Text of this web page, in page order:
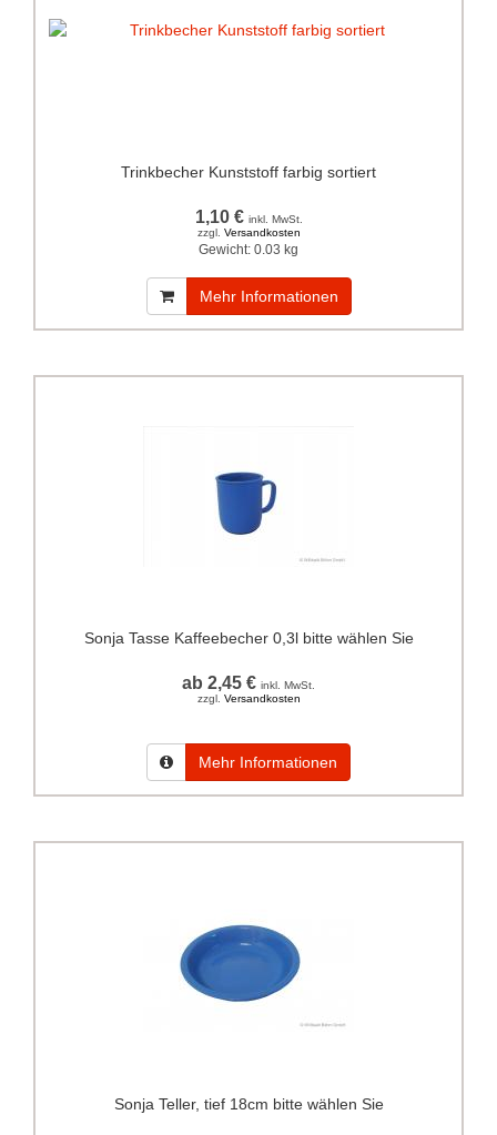
Trinkbecher Kunststoff farbig sortiert
1,10 € inkl. MwSt.
zzgl. Versandkosten
Gewicht: 0.03 kg
Mehr Informationen
Sonja Tasse Kaffeebecher 0,3l bitte wählen Sie
ab 2,45 € inkl. MwSt.
zzgl. Versandkosten
Mehr Informationen
Sonja Teller, tief 18cm bitte wählen Sie